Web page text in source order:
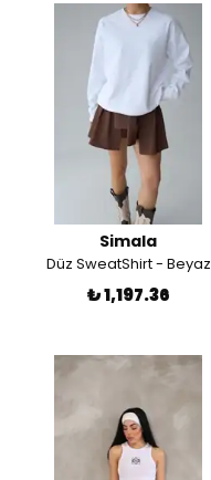
Simala
Düz SweatShirt - Beyaz
₺ 1,197.36